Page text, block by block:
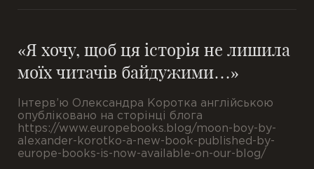
«Я хочу, щоб ця історія не лишила
моїх читачів байдужими…»
Інтерв’ю Олександра Коротка англійською
опубліковано на сторінці блога
https://www.europebooks.blog/moon-boy-by-
alexander-korotko-a-new-book-published-by-
europe-books-is-now-available-on-our-blog/